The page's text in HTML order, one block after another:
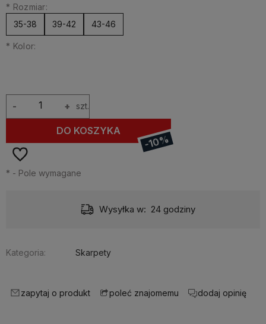
* Rozmiar:
35-38
39-42 43-46
* Kolor:
+
- szt.
DO KOSZYKA
-10%
* - Pole wymagane
Wysyłka w: 24 godziny
Kategoria: Skarpety
zapytaj o produkt poleć znajomemu dodaj opinię